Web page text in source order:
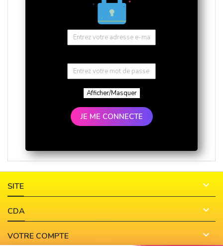
Afficher/Masquer
JE ME CONNECTE
SITE 
CDA 
VOTRE COMPTE 